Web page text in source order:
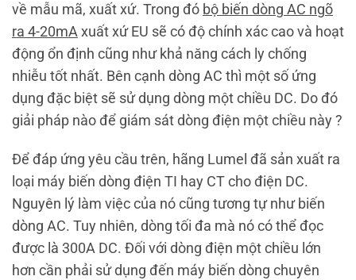
về mẫu mã, xuất xứ. Trong đó bộ biến dòng AC ngõ
ra 4-20mA xuất xứ EU sẽ có độ chính xác cao và hoạt
động ổn định cũng như khả năng cách ly chống
nhiễu tốt nhất. Bên cạnh dòng AC thì một số ứng
dụng đặc biệt sẽ sử dụng dòng một chiều DC. Do đó
giải pháp nào để giám sát dòng điện một chiều này ?
Để đáp ứng yêu cầu trên, hãng Lumel đã sản xuất ra
loại máy biến dòng điện TI hay CT cho điện DC.
Nguyên lý làm việc của nó cũng tương tự như biến
dòng AC. Tuy nhiên, dòng tối đa mà nó có thể đọc
được là 300A DC. Đối với dòng điện một chiều lớn
hơn cần phải sử dụng đến máy biến dòng chuyên